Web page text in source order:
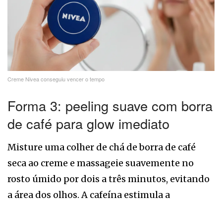
Creme Nivea conseguiu vencer o tempo
Forma 3: peeling suave com borra
de café para glow imediato
Misture uma colher de chá de borra de café
seca ao creme e massageie suavemente no
rosto úmido por dois a três minutos, evitando
a área dos olhos. A cafeína estimula a